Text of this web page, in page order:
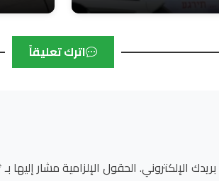
اترك تعليقاً
الإلكتروني. الحقول الإلزامية مشار إليها بـ